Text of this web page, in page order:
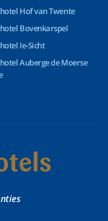
Hof van Twente
Bovenkarspel
Ie-Sicht
Auberge de Moerse